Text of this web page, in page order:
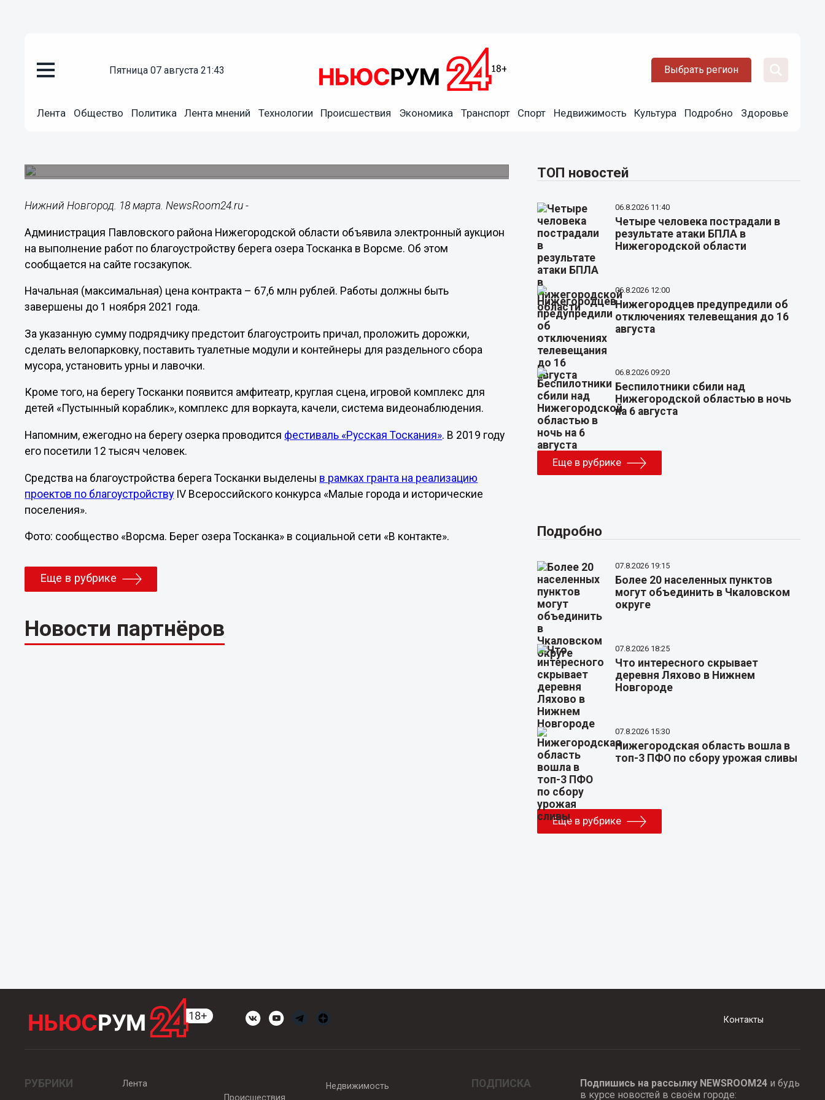
пятница 07 августа 21:43 Выбрать регион
Лента Общество Политика Лента мнений Технологии Происшествия Экономика Транспорт Спорт Недвижимость Культура Подробно Здоровье
Объявлен конкурс на благоустройство берега озера
Нижний Новгород. 18 марта. NewsRoom24.ru -
Администрация Павловского района Нижегородской области объявила электронный аукцион
на выполнение работ по благоустройству берега озера Тосканка в Ворсме. Об этом
сообщается на сайте госзакупок.
Начальная (максимальная) цена контракта – 67,6 млн рублей. Работы должны быть
завершены до 1 ноября 2021 года.
За указанную сумму подрядчику предстоит благоустроить причал, проложить дорожки,
сделать велопарковку, поставить туалетные модули и контейнеры для раздельного сбора
мусора, установить урны и лавочки.
Кроме того, на берегу Тосканки появится амфитеатр, круглая сцена, игровой комплекс для
детей «Пустынный кораблик», комплекс для воркаута, качели, система видеонаблюдения.
Напомним, ежегодно на берегу озерка проводится фестиваль «Русская Тоскания». В 2019 году
его посетили 12 тысяч человек.
Средства на благоустройства берега Тосканки выделены в рамках гранта на реализацию
проектов по благоустройству IV Всероссийского конкурса «Малые города и исторические
поселения».
Фото: сообщество «Ворсма. Берег озера Тосканка» в социальной сети «В контакте».
Еще в рубрике
Новости партнёров
ТОП новостей
06.8.2026 11:40
Четыре человека пострадали в
результате атаки БПЛА в
Нижегородской области
06.8.2026 12:00
Нижегородцев предупредили об
отключениях телевещания до 16
августа
06.8.2026 09:20
Беспилотники сбили над
Нижегородской областью в ночь
на 6 августа
Еще в рубрике
Подробно
07.8.2026 19:15
Более 20 населенных пунктов
могут объединить в Чкаловском
округе
07.8.2026 18:25
Что интересного скрывает
деревня Ляхово в Нижнем
Новгороде
07.8.2026 15:30
Нижегородская область вошла в
топ-3 ПФО по сбору урожая сливы
Еще в рубрике
Контакты
РУБРИКИ
Лента
Происшествия
Недвижимость ПОДПИСКА Подпишись на рассылку NEWSROOM24и будь
в курсе новостей в своём городе: